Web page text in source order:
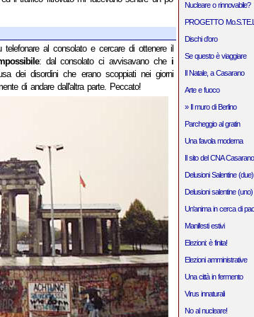
al consolato e cercare di ottenere il
: dal consolato ci avvisavano chei
dei disordini che erano scoppiati nei giorni
di andare dall'altra parte. Peccato!
Nucleare o rinnovabile?
PROGETTO
Dischi d'oro
Se questo è viaggiare
Il Natale, a Casarano
Arte e fuoco
» Il muro di Berlino
Parcheggio al gratin
Una favola moderna
Il sito del CNA Casarano
Delusioni Salentine (due)
Delusioni salentine (uno)
Un'anima in cerca di
Manifesti estivi
Elezioni: è finita!
Elezioni amministrative
Una città in fermento
Virus innaturali
No al nucleare!